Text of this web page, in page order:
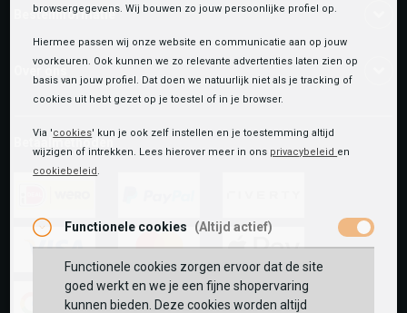
Bestelinformatie
Betaalmethoden
ideal paypal riverty
mastercard
apple-
pay
browsergegevens. Wij bouwen zo jouw persoonlijke profiel op.
Hiermee passen wij onze website en communicatie aan op jouw
voorkeuren. Ook kunnen we zo relevante advertenties laten zien op
basis van jouw profiel. Dat doen we natuurlijk niet als je tracking of
cookies uit hebt gezet op je toestel of in je browser.
Via 'cookies' kun je ook zelf instellen en je toestemming altijd
wijzigen of intrekken. Lees hierover meer in ons privacybeleid en
cookiebeleid.
Functionele cookies (Altijd actief)
Functionele cookies zorgen ervoor dat de site
goed werkt en we je een fijne shopervaring
kunnen bieden. Deze cookies worden altijd